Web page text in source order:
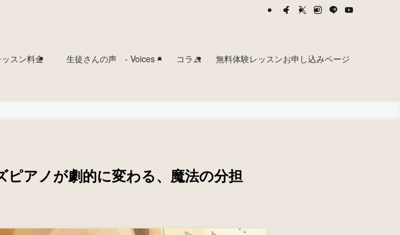
ッスン料金 生徒さんの声 - Voices – コラム 無料体験レッスンお申し込みページ
アノが劇的に変わる、魔法の分担